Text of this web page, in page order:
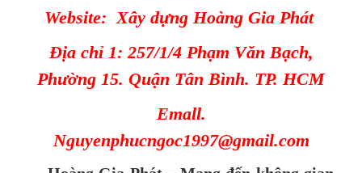
Website:Xây dựng Hoàng Gia Phát
Địa chỉ 1: 257/1/4 Phạm Văn Bạch,
Phường 15. Quận Tân Bình. TP. HCM
Emall.
Nguyenphucngoc1997@gmail.com